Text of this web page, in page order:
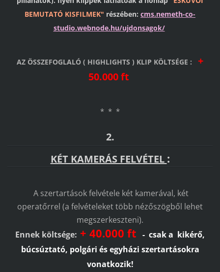
BEMUTATÓ KISFILMEK" részében: cms.nemeth-co-
studio.webnode.hu/ujdonsagok/
AZ ÖSSZEFOGLALÓ ( HIGHLIGHTS ) KLIP KÖLTSÉGE :
+
50.000 ft
* * *
2.
KÉT KAMERÁS FELVÉTEL :
A szertartások felvétele két kamerával, két
operatőrrel (a felvételeket több nézőszögből lehet
megszerkeszteni).
Ennek költsége: + 40.000 ft - csak a kikérő,
búcsúztató, polgári és egyházi szertartásokra
vonatkozik!